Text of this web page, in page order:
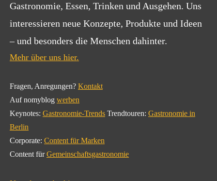
Gastronomie, Essen, Trinken und Ausgehen. Uns
interessieren neue Konzepte, Produkte und Ideen
– und besonders die Menschen dahinter.
Mehr über uns hier.
Fragen, Anregungen? Kontakt
Auf nomyblog werben
Keynotes: Gastronomie-Trends Trendtouren: Gastronomie in
Berlin
Corporate: Content für Marken
Content fürGemeinschaftsgastronomie